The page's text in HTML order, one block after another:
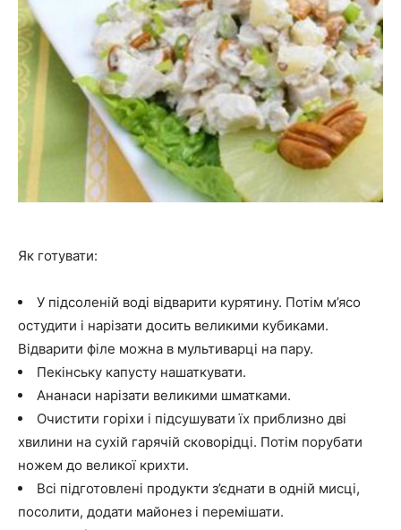
Як готувати:
У підсоленій воді відварити курятину. Потім м’ясо
остудити і нарізати досить великими кубиками.
Відварити філе можна в мультиварці на пару.
Пекінську капусту нашаткувати.
Ананаси нарізати великими шматками.
Очистити горіхи і підсушувати їх приблизно дві
хвилини на сухій гарячій сковорідці. Потім порубати
ножем до великої крихти.
Всі підготовлені продукти з’єднати в одній мисці,
посолити, додати майонез і перемішати.